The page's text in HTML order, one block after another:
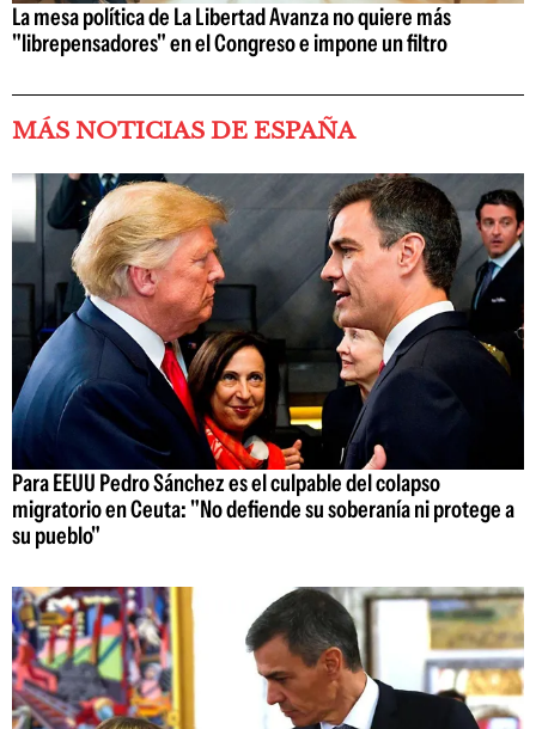
La mesa política de La Libertad Avanza no quiere más
"librepensadores" en el Congreso e impone un filtro
MÁS NOTICIAS DE ESPAÑA
Para EEUU Pedro Sánchez es el culpable del colapso
migratorio en Ceuta: "No defiende su soberanía ni protege a
su pueblo"